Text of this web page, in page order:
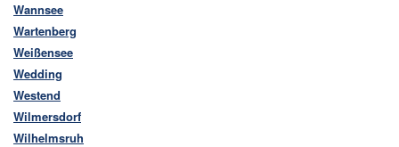
Wannsee
Wartenberg
Weißensee
Wedding
Westend
Wilmersdorf
Wilhelmsruh